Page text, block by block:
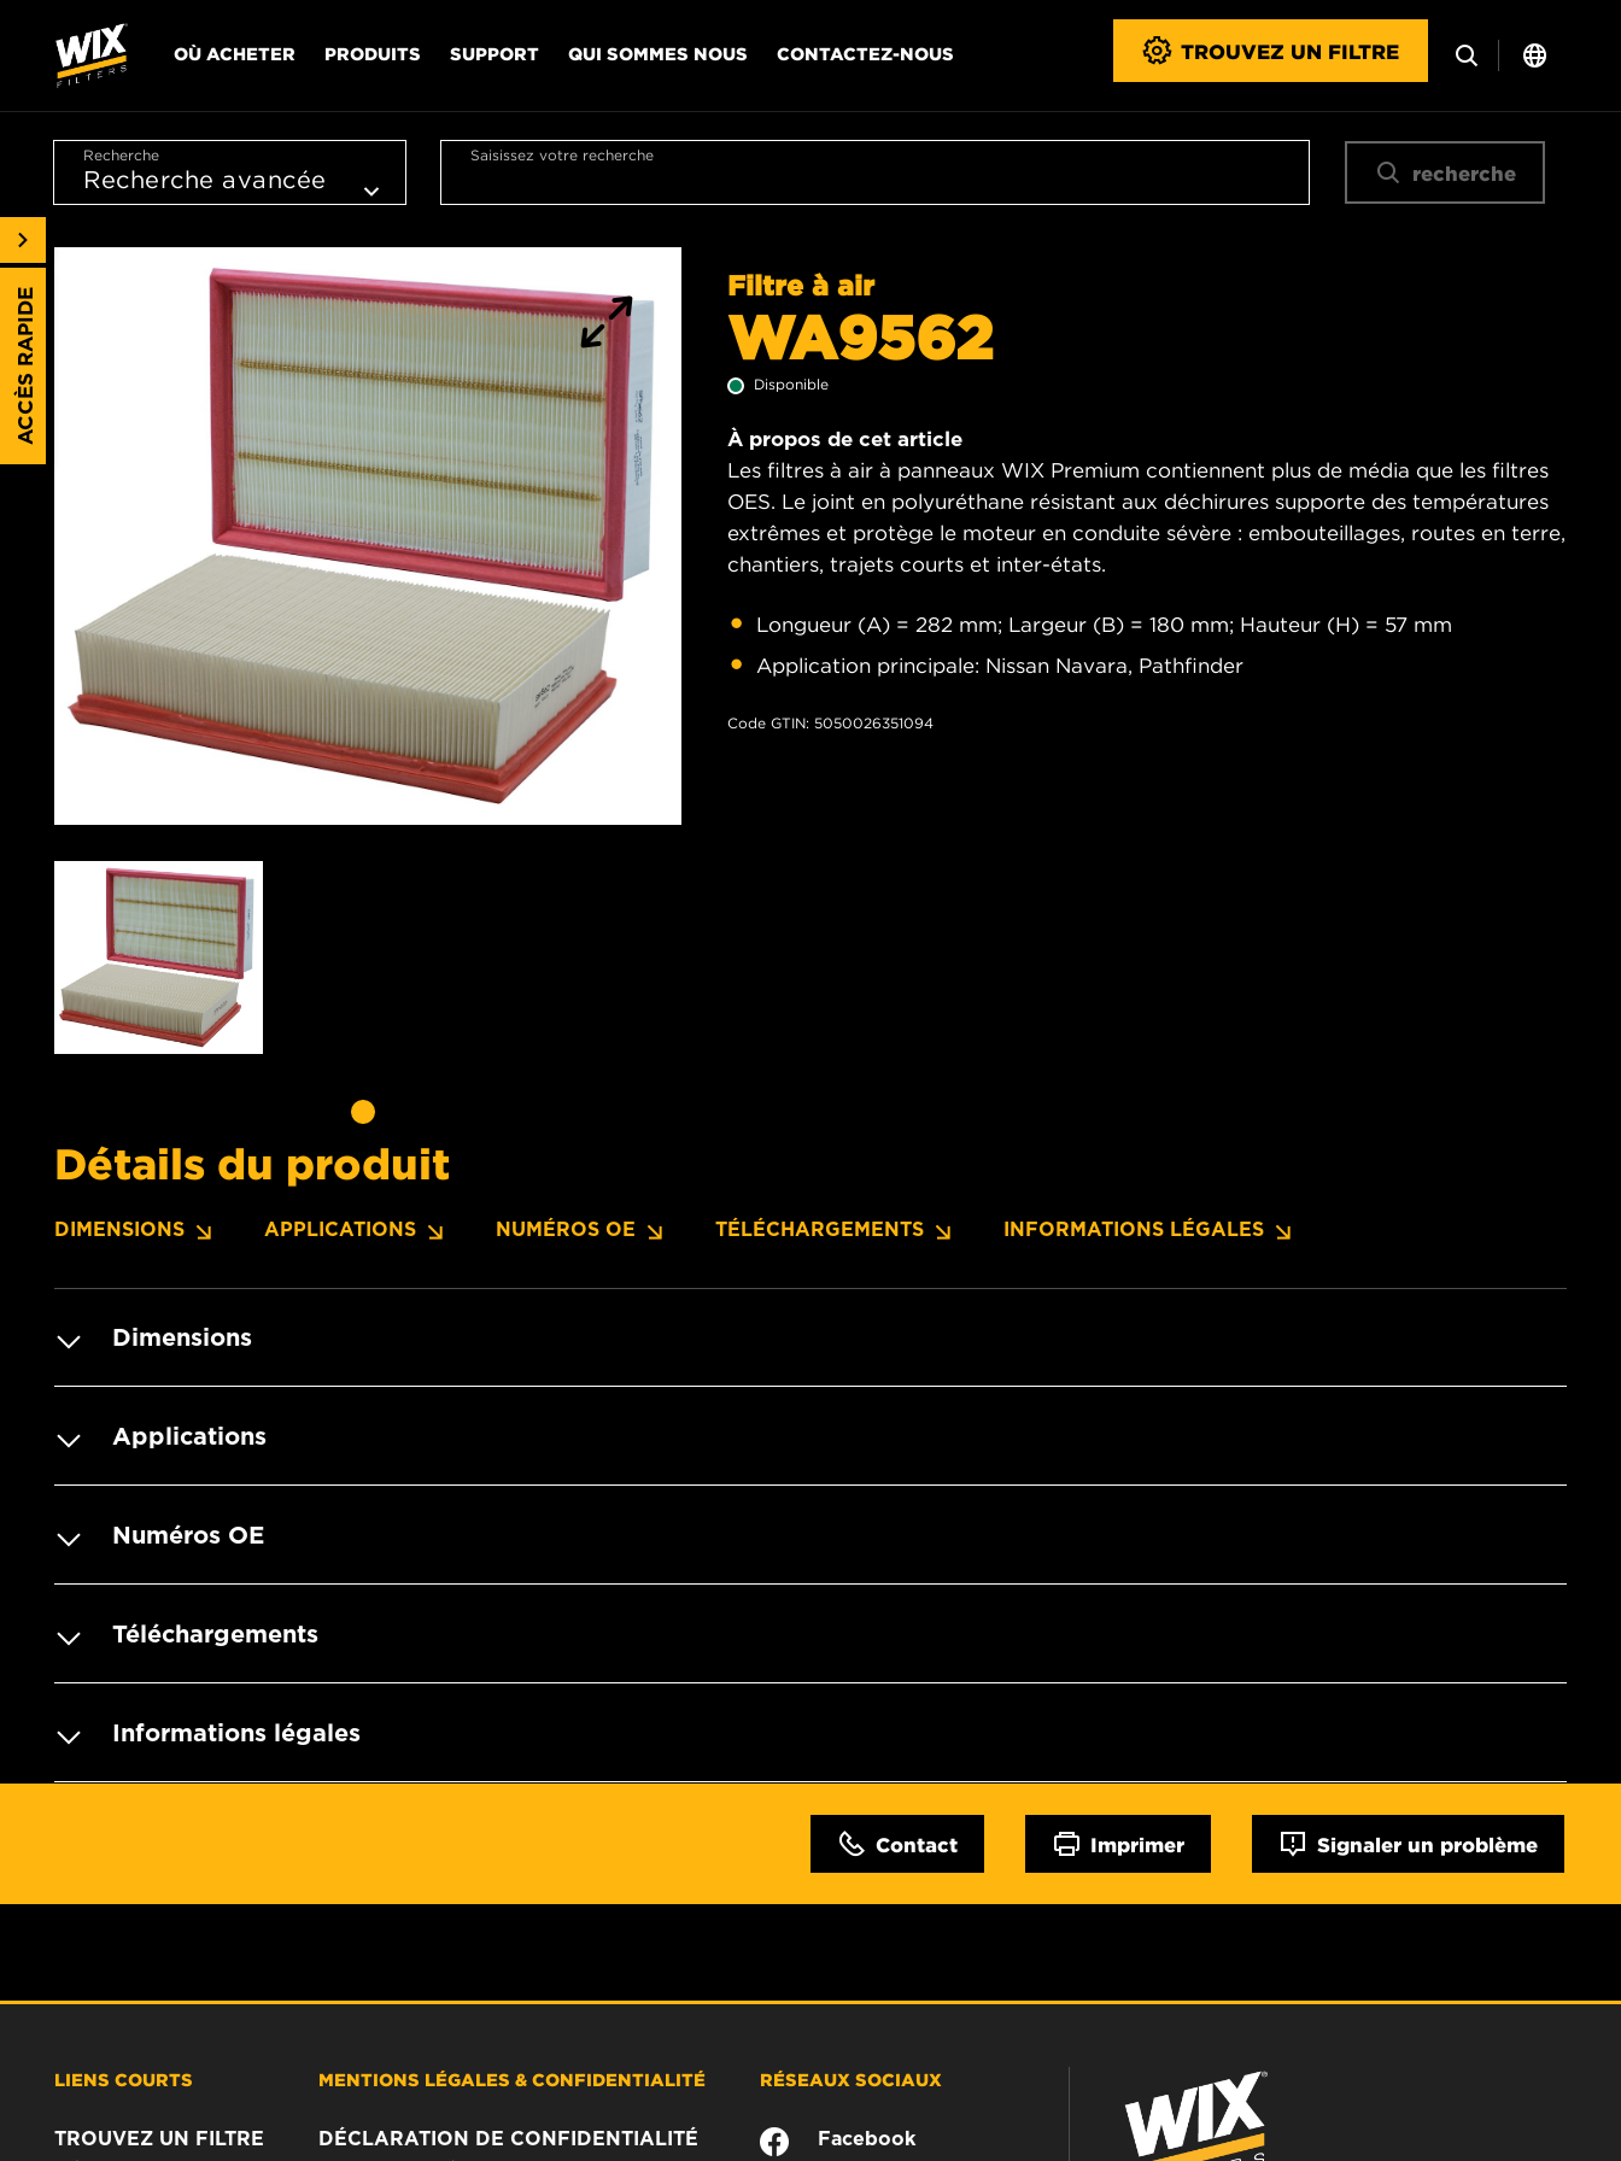
OÙ ACHETER PRODUITS SUPPORT QUI SOMMES NOUS CONTACTEZ-NOUS TROUVEZ UN FILTRE
Recherche Saisissez votre recherche
recherche
Filtre à air
WA9562
Disponible
À propos de cet article
Les filtres à air à panneaux WIX Premium contiennent plus de média que les filtres
OES. Le joint en polyuréthane résistant aux déchirures supporte des températures
extrêmes et protège le moteur en conduite sévère : embouteillages, routes en terre,
chantiers, trajets courts et inter-états.
Longueur (A) = 282 mm; Largeur (B) = 180 mm; Hauteur (H) = 57 mm
Application principale: Nissan Navara, Pathfinder
Code GTIN: 5050026351094
Détails du produit
DIMENSIONS APPLICATIONS NUMÉROS OE TÉLÉCHARGEMENTS INFORMATIONS LÉGALES
Dimensions
Applications
Numéros OE
Téléchargements
Informations légales
Contact Imprimer Signaler un problème
ACCÈS RAPIDE
LIENS COURTS
TROUVEZ UN FILTRE
MENTIONS LÉGALES & CONFIDENTIALITÉ
DÉCLARATION DE CONFIDENTIALITÉ
RÉSEAUX SOCIAUX
Facebook